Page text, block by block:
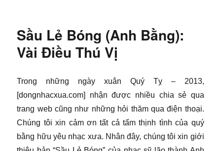
Sầu Lẻ Bóng (Anh Bằng):
Vài Điều Thú Vị
Trong những ngày xuân Quý Tỵ – 2013,
[dongnhacxua.com] nhận được nhiều chia sẻ qua
trang web cũng như những hỏi thăm qua điện thoại.
Chúng tôi xin cảm ơn tất cả tấm thịnh tình của quý
bằng hữu yêu nhạc xưa. Nhân đây, chúng tôi xin giới